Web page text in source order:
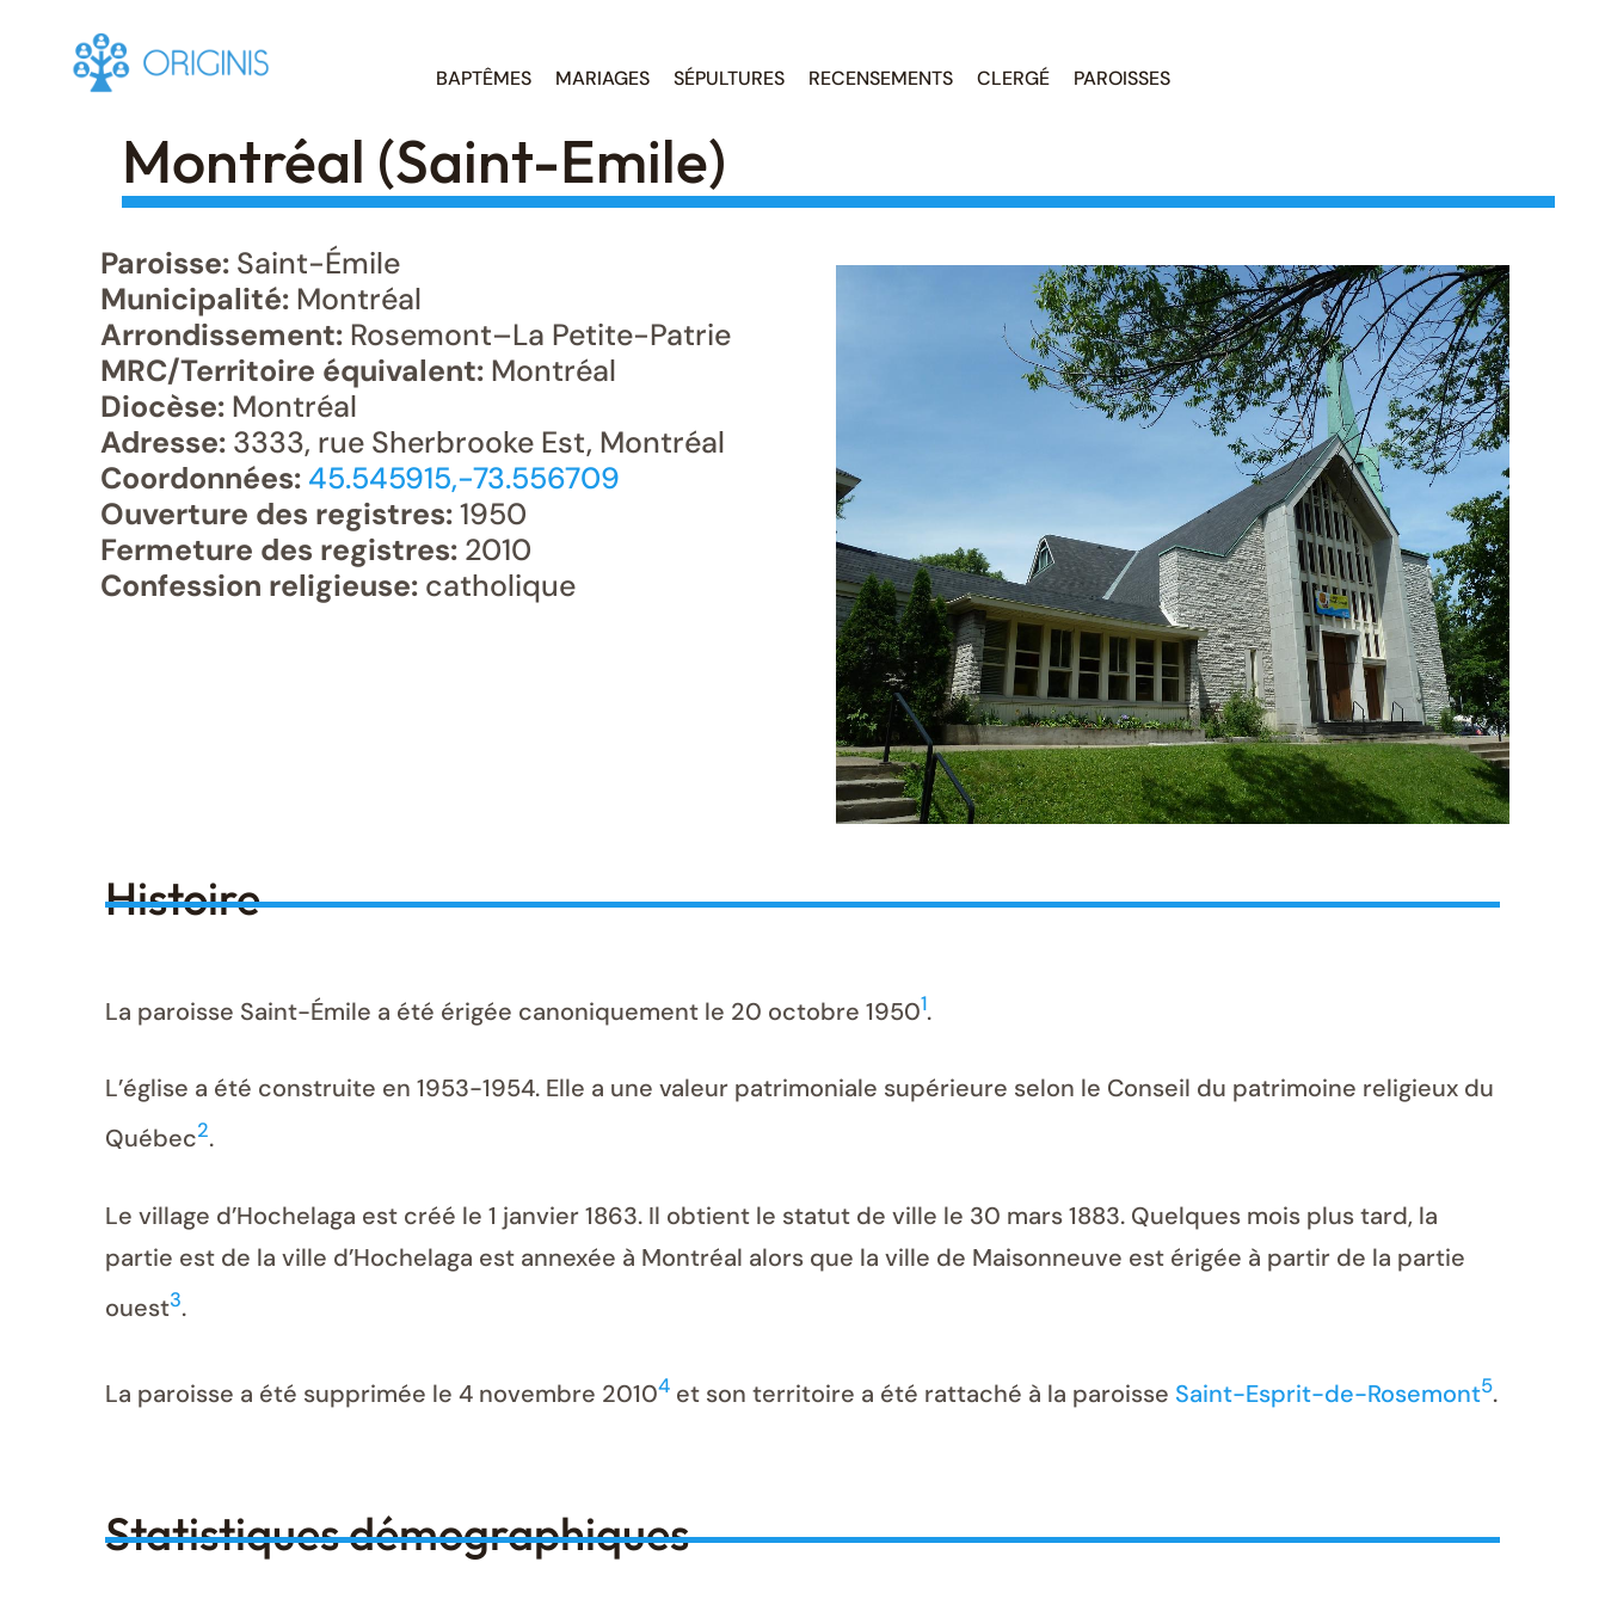
BAPTÊMES MARIAGES SÉPULTURES RECENSEMENTS CLERGÉ PAROISSES
Montréal (Saint-Émile)
Paroisse: Saint-Émile
Municipalité: Montréal
Arrondissement: Rosemont–La Petite-Patrie
MRC/Territoire équivalent: Montréal
Diocèse: Montréal
Adresse: 3333, rue Sherbrooke Est, Montréal
Coordonnées: 45.545915,-73.556709
Ouverture des registres:1950
Fermeture des registres: 2010
Confession religieuse: catholique
Histoire
La paroisse Saint-Émile a été érigée canoniquement le 20 octobre 19501.
L’église a été construite en 1953-1954. Elle a une valeur patrimoniale supérieure selon le Conseil du patrimoine religieux du
Québec2.
Le village d’Hochelaga est créé le 1 janvier 1863. Il obtient le statut de ville le 30 mars 1883. Quelques mois plus tard, la
partie est de la ville d’Hochelaga est annexée à Montréal alors que la ville de Maisonneuve est érigée à partir de la partie
ouest3.
La paroisse a été supprimée le 4 novembre 20104 et son territoire a été rattaché à la paroisse Saint-Esprit-de-Rosemont5.
Statistiques démographiques